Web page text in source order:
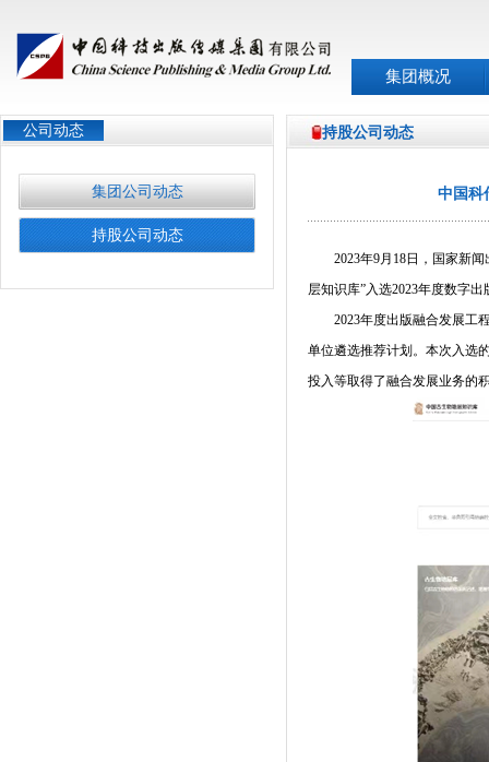
集团概况
公司动态
集团公司动态
持股公司动态
持股公司动态
中国科
2023年9月 18日，国家新闻
层知识库”入选2023年度数字出
2023年度出版融合发展工
单位遴选推荐计划。本次入选
投入等取得了融合发展业务的